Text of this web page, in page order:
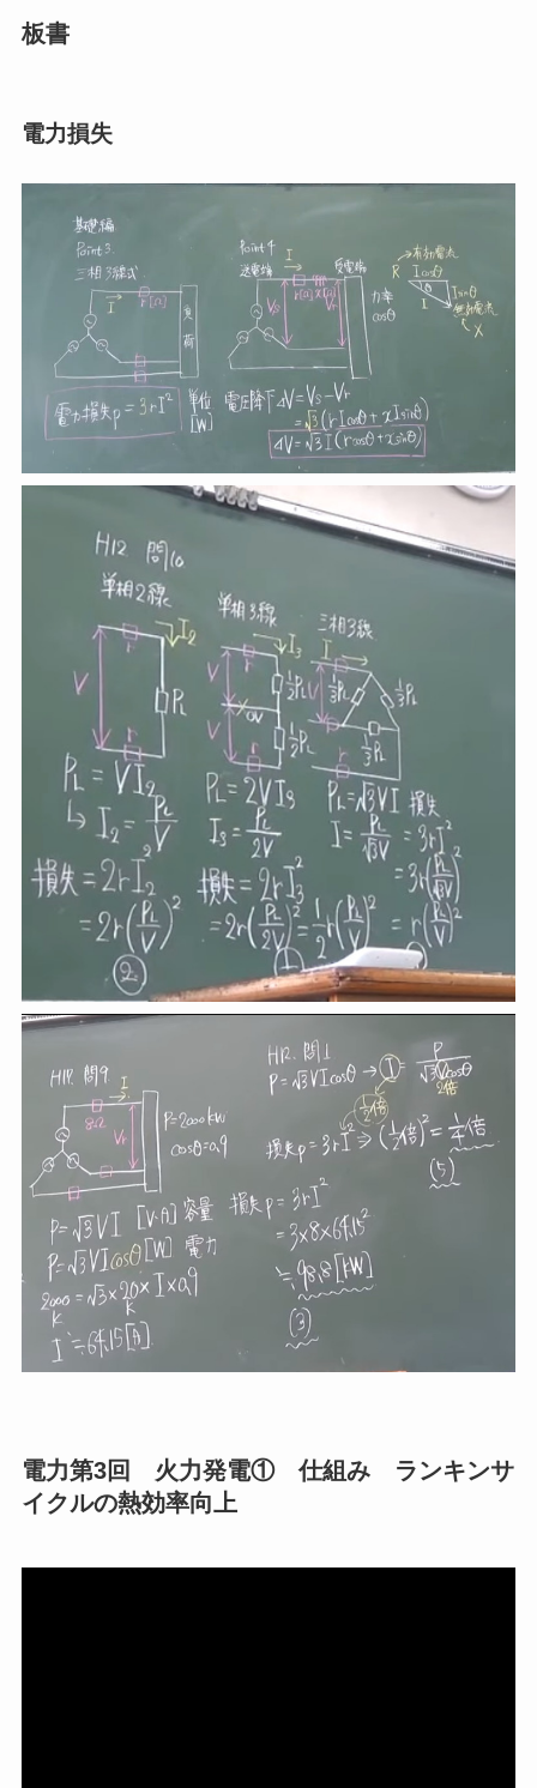
板書
電力損失
電力第3回 火力発電① 仕組み ランキンサ
イクルの熱効率向上